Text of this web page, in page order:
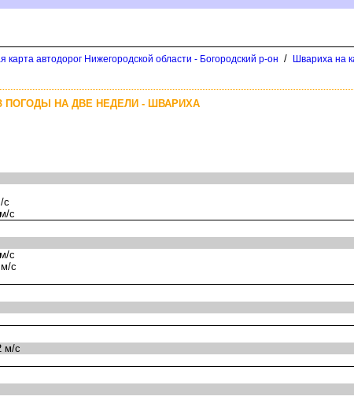
карта автодорог Нижегородской области - Богородский р-он / Швариха на
ПОГОДЫ НА ДВЕ НЕДЕЛИ - ШВАРИХА
с
с
с
с
м/с